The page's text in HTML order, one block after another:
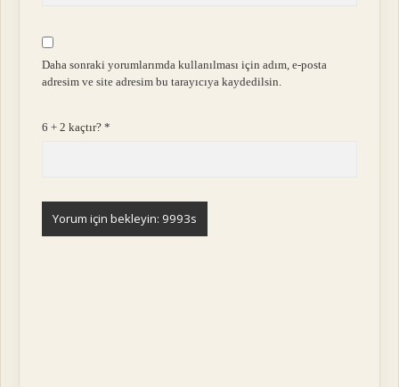
Daha sonraki yorumlarımda kullanılması için adım, e-posta
adresim ve site adresim bu tarayıcıya kaydedilsin.
6 + 2 kaçtır?*